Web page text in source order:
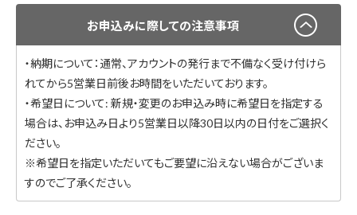
お申込みに際しての注意事項
・納期について：通常、アカウントの発行まで不備なく受け付けら
れてから5営業日前後お時間をいただいております。
・希望日について: 新規・変更のお申込み時に希望日を指定する
場合は、お申込み日より5営業日以降30日以内の日付をご選択く
ださい。
※希望日を指定いただいてもご要望に沿えない場合がございま
すのでご了承ください。